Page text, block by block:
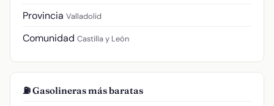
Provincia Valladolid
Comunidad Castilla y León
⛽ Gasolineras más baratas